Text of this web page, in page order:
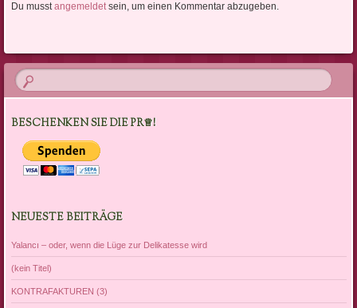
Du musstangemeldetsein, um einen Kommentar abzugeben.
BESCHENKEN SIE DIE PR♕!
NEUESTE BEITRÄGE
Yalancı – oder, wenn die Lüge zur Delikatesse wird
(kein Titel)
KONTRAFAKTUREN (3)